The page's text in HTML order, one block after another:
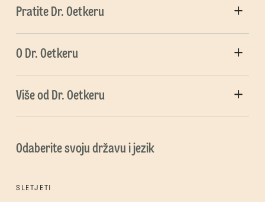
Pratite Dr. Oetkeru
O Dr. Oetkeru
Više od Dr. Oetkeru
Odaberite svoju državu i jezik
SLETJETI